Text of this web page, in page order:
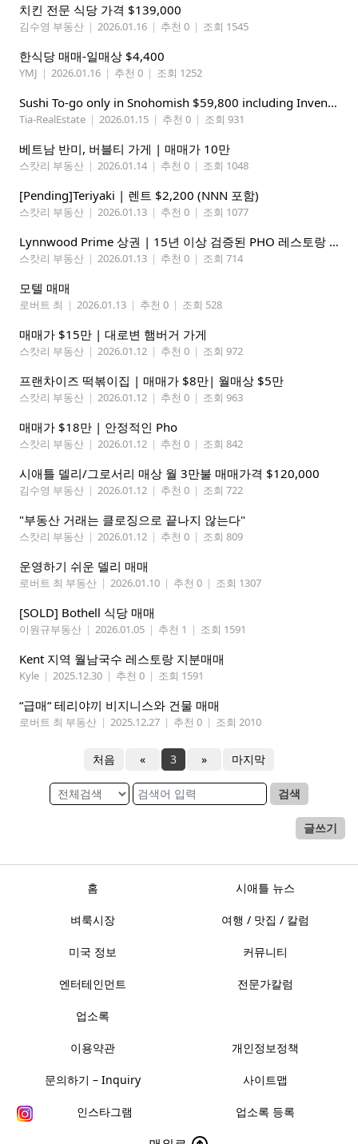
치킨 전문 식당 가격 $139,000
김수영 부동산 | 2026.01.16 | 추천 0 | 조회 1545
한식당 매매-일매상 $4,400
YMJ | 2026.01.16 | 추천 0 | 조회 1252
Sushi To-go only in Snohomish $59,800 including Inventory!
Tia-RealEstate | 2026.01.15 | 추천 0 | 조회 931
베트남 반미, 버블티 가게 | 매매가 10만
스캇리 부동산 | 2026.01.14 | 추천 0 | 조회 1048
[Pending]Teriyaki | 렌트 $2,200 (NNN 포함)
스캇리 부동산 | 2026.01.13 | 추천 0 | 조회 1077
Lynnwood Prime 상권 | 15년 이상 검증된 PHO 레스토랑 매매
스캇리 부동산 | 2026.01.13 | 추천 0 | 조회 714
모텔 매매
로버트 최 | 2026.01.13 | 추천 0 | 조회 528
매매가 $15만 | 대로변 햄버거 가게
스캇리 부동산 | 2026.01.12 | 추천 0 | 조회 972
프랜차이즈 떡볶이집 | 매매가 $8만| 월매상 $5만
스캇리 부동산 | 2026.01.12 | 추천 0 | 조회 963
매매가 $18만 | 안정적인 Pho
스캇리 부동산 | 2026.01.12 | 추천 0 | 조회 842
시애틀 델리/그로서리 매상 월 3만불 매매가격 $120,000
김수영 부동산 | 2026.01.12 | 추천 0 | 조회 722
"부동산 거래는 클로징으로 끝나지 않는다"
스캇리 부동산 | 2026.01.12 | 추천 0 | 조회 809
운영하기 쉬운 델리 매매
로버트 최 부동산 | 2026.01.10 | 추천 0 | 조회 1307
[SOLD] Bothell 식당 매매
이원규부동산 | 2026.01.05 | 추천 1 | 조회 1591
Kent 지역 월남국수 레스토랑 지분매매
Kyle | 2025.12.30 | 추천 0 | 조회 1591
“급매“ 테리야끼 비지니스와 건물 매매
로버트 최 부동산 | 2025.12.27 | 추천 0 | 조회 2010
처음 « 3 » 마지막
검색
글쓰기
홈 시애틀 뉴스
벼룩시장 여행 / 맛집 / 칼럼
미국 정보 커뮤니티
엔터테인먼트 전문가칼럼
업소록
이용약관 개인정보정책
문의하기 – Inquiry 사이트맵
인스타그램 업소록 등록